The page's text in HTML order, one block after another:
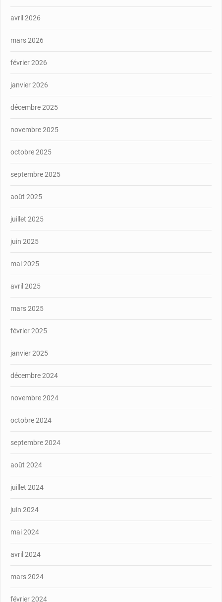
avril 2026
mars 2026
février 2026
janvier 2026
décembre 2025
novembre 2025
octobre 2025
septembre 2025
août 2025
juillet 2025
juin 2025
mai 2025
avril 2025
mars 2025
février 2025
janvier 2025
décembre 2024
novembre 2024
octobre 2024
septembre 2024
août 2024
juillet 2024
juin 2024
mai 2024
avril 2024
mars 2024
février 2024